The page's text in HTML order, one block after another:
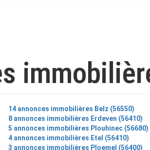
14 annonces immobilières Belz (56550)
8 annonces immobilières Erdeven (56410)
5 annonces immobilières Plouhinec (56680)
4 annonces immobilières Etel (56410)
3 annonces immobilières Ploemel (56400)